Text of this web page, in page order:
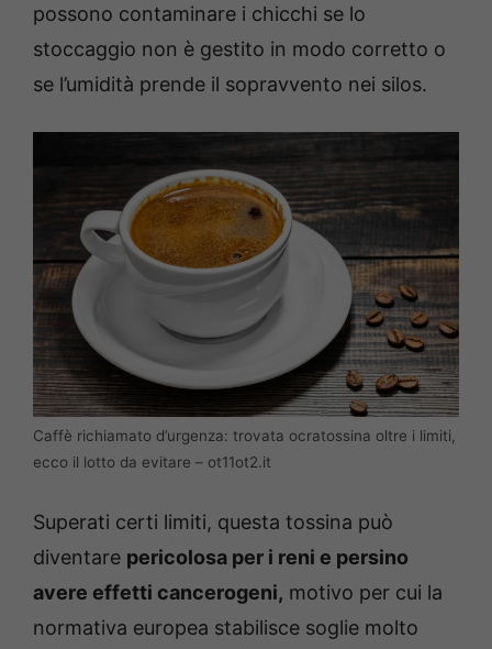
possono contaminare i chicchi se lo
stoccaggio non è gestito in modo corretto o
se l’umidità prende il sopravvento nei silos.
Caffè richiamato d’urgenza: trovata ocratossina oltre i limiti,
ecco il lotto da evitare – ot11ot2.it
Superati certi limiti, questa tossina può
diventare pericolosa per i reni e persino
avere effetti cancerogeni, motivo per cui la
normativa europea stabilisce soglie molto